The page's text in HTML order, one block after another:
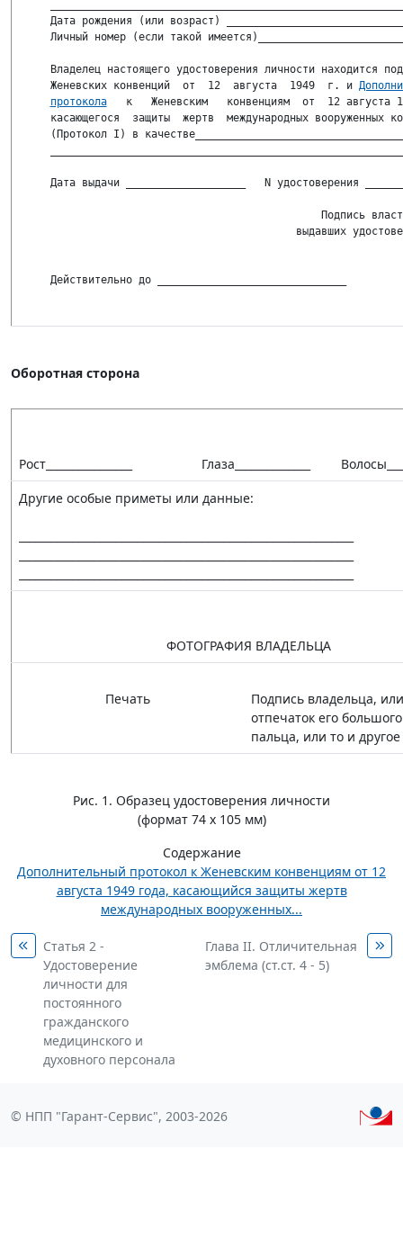
Дата рождения (или возраст)
Личный номер (если такой
Владелец настоящего удостоверения личности находится
Женевских конвенций  от  12  августа  1949  г. и
протокола
к   Женевским   конвенциям  от  12 августа
касающегося  защиты  жертв  международных вооруженных
(Протокол I) в
Дата выдачи ___________________   N удостоверения
Подпись
выдавших
Действительно до
Оборотная сторона
Рост________________ Глаза______________
Другие особые приметы или данные:
ФОТОГРАФИЯ ВЛАДЕЛЬЦА
Печать
Подпись владельца, или
отпечаток его большого
пальца, или то и другое
Рис. 1. Образец удостоверения личности
(формат 74 х 105 мм)
Содержание
Дополнительный протокол к Женевским конвенциям от 12
августа 1949 года, касающийся защиты жертв
международных вооруженных...
Статья 2 -
Удостоверение
личности для
постоянного
гражданского
медицинского и
духовного персонала
Глава II. Отличительная
эмблема (ст.ст. 4 - 5)
© НПП "Гарант-Сервис", 2003-2026